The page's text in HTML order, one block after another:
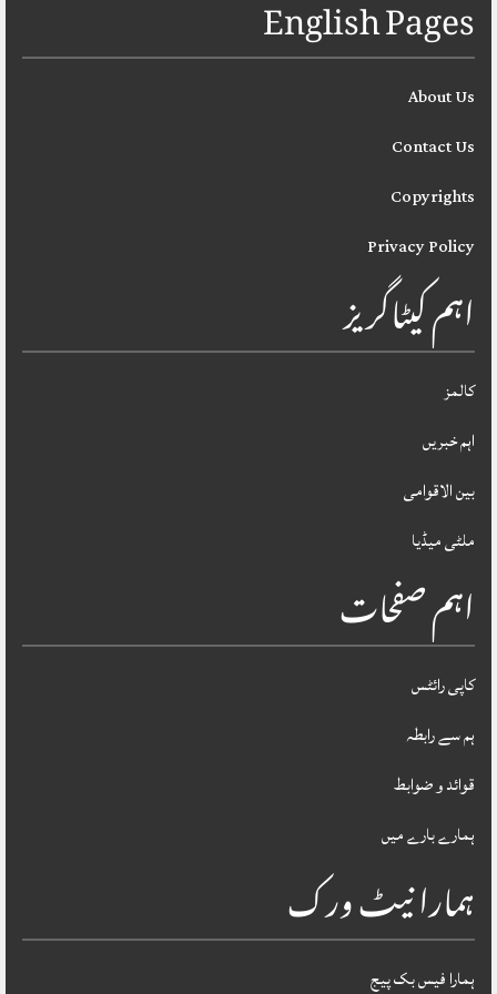
English Pages
About Us
Contact Us
Copyrights
Privacy Policy
اہم کیٹاگریز
کالمز
اہم خبریں
بین الاقوامی
ملٹی میڈیا
اہم صفحات
کاپی رائٹس
ہم سے رابطہ
قوائد و ضوابط
ہمارے بارے میں
ہمارا نیٹ ورک
ہمارا فیس بک پیج